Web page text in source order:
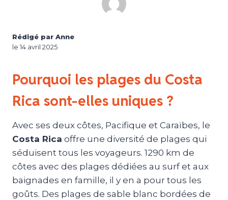
Rédigé par Anne
le 14 avril 2025
Pourquoi les plages du Costa
Rica sont-elles uniques ?
Avec ses deux côtes, Pacifique et Caraïbes, le
Costa Rica offre une diversité de plages qui
séduisent tous les voyageurs. 1290 km de
côtes avec des plages dédiées au surf et aux
baignades en famille, il y en a pour tous les
goûts. Des plages de sable blanc bordées de